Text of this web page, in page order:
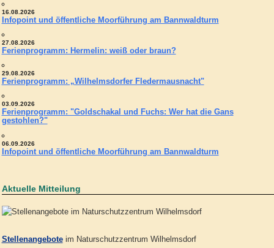
16.08.2026
Infopoint und öffentliche Moorführung am Bannwaldturm
27.08.2026
Ferienprogramm: Hermelin: weiß oder braun?
29.08.2026
Ferienprogramm: „Wilhelmsdorfer Fledermausnacht"
03.09.2026
Ferienprogramm: "Goldschakal und Fuchs: Wer hat die Gans
gestohlen?"
06.09.2026
Infopoint und öffentliche Moorführung am Bannwaldturm
Aktuelle Mitteilung
Stellenangeboteim Naturschutzzentrum Wilhelmsdorf